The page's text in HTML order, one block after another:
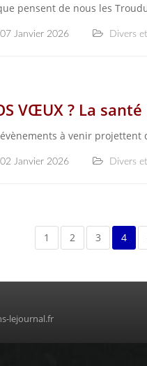
pensent de nous les
07 Janvier 2026 Divers
VŒUX ? La
évènements à venir projettent
02 Janvier 2026 Divers
1 2 3 4
lejournal.fr